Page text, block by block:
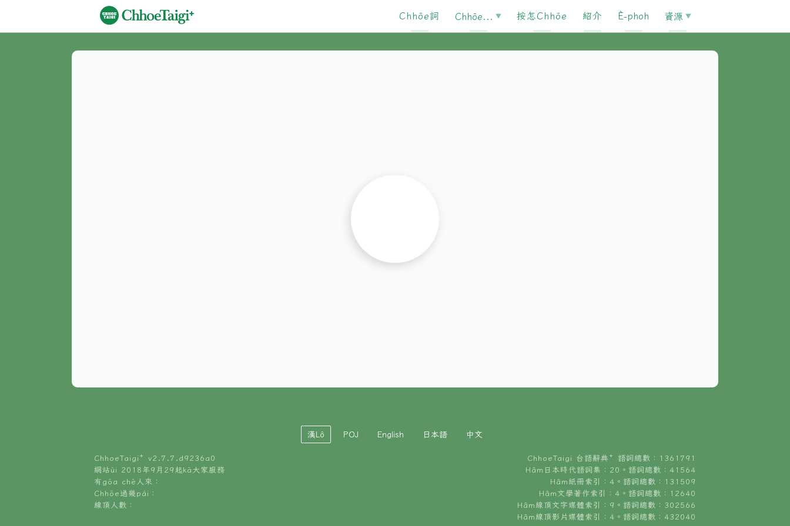
Chhōe詞 Chhōe... 按怎Chhōe 紹介 È-phoh 資源
漢Lô POJ English 日本語 中文
ChhoeTaigi⁺ v2.7.7.d9236a0
網站ùi 2018年9月29起kā大家服務
有gōa chē人來：
Chhōe過幾pái：
線頂人數：
ChhoeTaigi 台語辭典⁺ 語詞總數：1361791
Hâm日本時代語詞集：20。語詞總數：41564
Hâm紙冊索引：4。語詞總數：131509
Hâm文學著作索引：4。語詞總數：12640
Hâm線頂文字媒體索引：9。語詞總數：302566
Hâm線頂影片媒體索引：4。語詞總數：432040